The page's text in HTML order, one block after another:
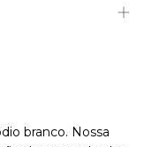
branco. Nossa